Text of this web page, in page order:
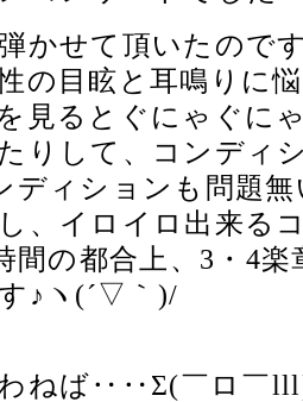
かせて頂いたので
の目眩と耳鳴りに
見るとぐにゃぐに
りして、コンディ
ディションも問題
、イロイロ出来る
間の都合上、3・4
♪ヽ(´▽｀)/
わねば‥‥Σ(￣ロ￣